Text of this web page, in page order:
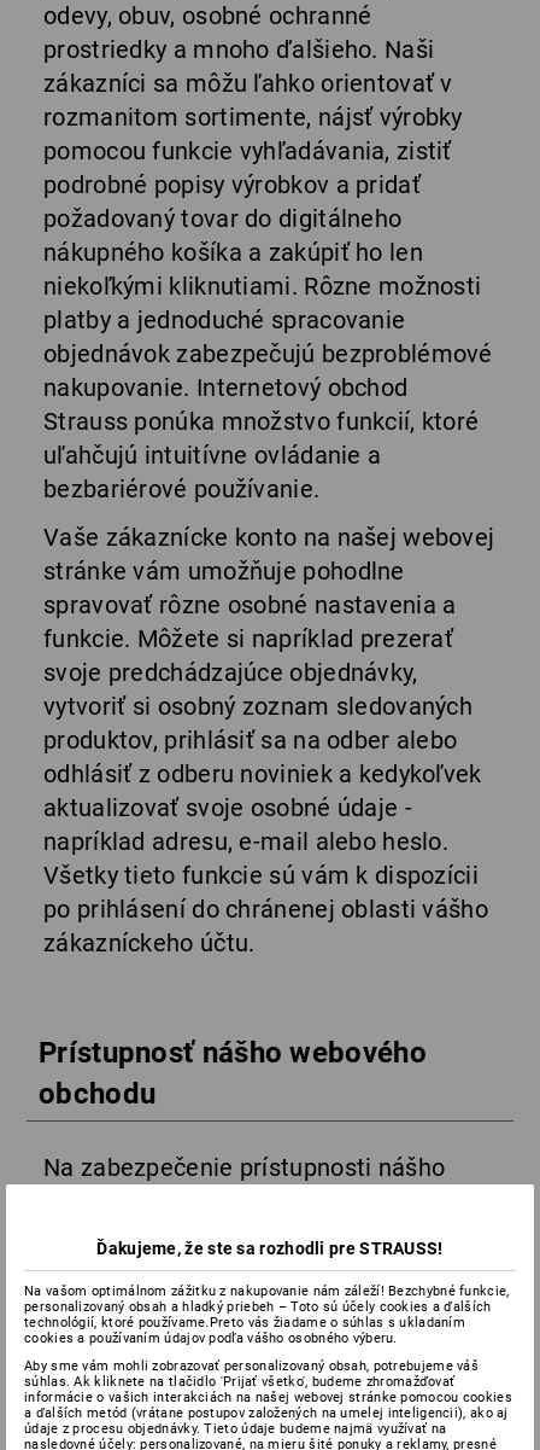
odevy, obuv, osobné ochranné
prostriedky a mnoho ďalšieho. Naši
zákazníci sa môžu ľahko orientovať v
rozmanitom sortimente, nájsť výrobky
pomocou funkcie vyhľadávania, zistiť
podrobné popisy výrobkov a pridať
požadovaný tovar do digitálneho
nákupného košíka a zakúpiť ho len
niekoľkými kliknutiami. Rôzne možnosti
platby a jednoduché spracovanie
objednávok zabezpečujú bezproblémové
nakupovanie. Internetový obchod
Strauss ponúka množstvo funkcií, ktoré
uľahčujú intuitívne ovládanie a
bezbariérové používanie.
Vaše zákaznícke konto na našej webovej
stránke vám umožňuje pohodlne
spravovať rôzne osobné nastavenia a
funkcie. Môžete si napríklad prezerať
svoje predchádzajúce objednávky,
vytvoriť si osobný zoznam sledovaných
produktov, prihlásiť sa na odber alebo
odhlásiť z odberu noviniek a kedykoľvek
aktualizovať svoje osobné údaje -
napríklad adresu, e-mail alebo heslo.
Všetky tieto funkcie sú vám k dispozícii
po prihlásení do chránenej oblasti vášho
zákazníckeho účtu.
Prístupnosť nášho webového
obchodu
Na zabezpečenie prístupnosti nášho
najmä tieto opatrenia:
Alternatívne texty pre obrázky: Všetky
relevantné obrázky a ikony sú vybavené
alternatívnymi textami.
Navigácia pomocou kariet : Naša
webová stránka umožňuje použiteľnú
navigáciu pomocou klávesnice.
Používatelia majú prístup ku všetkým
Ďakujeme, že ste sa rozhodli pre STRAUSS!
Na vašom optimálnom zážitku z nakupovanie nám záleží! Bezchybné funkcie,
personalizovaný obsah a hladký priebeh – Toto sú účely cookies a ďalších
technológií, ktoré používame.Preto vás žiadame o súhlas s ukladaním
cookies a používaním údajov podľa vášho osobného výberu.
Aby sme vám mohli zobrazovať personalizovaný obsah, potrebujeme váš
súhlas. Ak kliknete na tlačidlo 'Prijať všetko', budeme zhromažďovať
informácie o vašich interakciách na našej webovej stránke pomocou cookies
a ďalších metód (vrátane postupov založených na umelej inteligencii), ako aj
údaje z procesu objednávky. Tieto údaje budeme najmä využívať na
nasledovné účely: personalizované, na mieru šité ponuky a reklamy, presné